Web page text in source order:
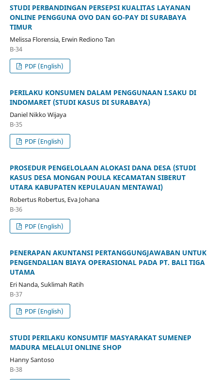
STUDI PERBANDINGAN PERSEPSI KUALITAS LAYANAN
ONLINE PENGGUNA OVO DAN GO-PAY DI SURABAYA
TIMUR
Melissa Florensia, Erwin Rediono Tan
B-34
PDF (English)
PERILAKU KONSUMEN DALAM PENGGUNAAN I.SAKU DI
INDOMARET (STUDI KASUS DI SURABAYA)
Daniel Nikko Wijaya
B-35
PDF (English)
PROSEDUR PENGELOLAAN ALOKASI DANA DESA (STUDI
KASUS DESA MONGAN POULA KECAMATAN SIBERUT
UTARA KABUPATEN KEPULAUAN MENTAWAI)
Robertus Robertus, Eva Johana
B-36
PDF (English)
PENERAPAN AKUNTANSI PERTANGGUNGJAWABAN UNTUK
PENGENDALIAN BIAYA OPERASIONAL PADA PT. BALI TIGA
UTAMA
Eri Nanda, Suklimah Ratih
B-37
PDF (English)
STUDI PERILAKU KONSUMTIF MASYARAKAT SUMENEP
MADURA MELALUI ONLINE SHOP
Hanny Santoso
B-38